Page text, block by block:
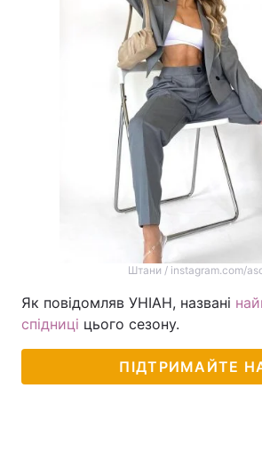
Штани / instagram.com/
Як повідомляв УНІАН, названі
спідниці цього сезону.
ПІДТРИМАЙТЕ